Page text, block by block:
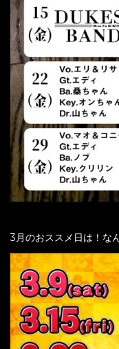
3月のおススメ日は！な